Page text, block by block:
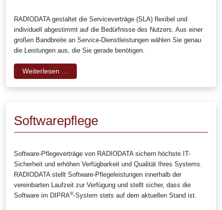
RADIODATA gestaltet die Serviceverträge (SLA) flexibel und
individuell abgestimmt auf die Bedürfnisse des Nutzers. Aus einer
großen Bandbreite an Service-Dienstleistungen wählen Sie genau
die Leistungen aus, die Sie gerade benötigen.
Weiterlesen …
Softwarepflege
Software-Pflegeverträge von RADIODATA sichern höchste IT-
Sicherheit und erhöhen Verfügbarkeit und Qualität Ihres Systems.
RADIODATA stellt Software-Pflegeleistungen innerhalb der
vereinbarten Laufzeit zur Verfügung und stellt sicher, dass die
Software im DIPRA®-System stets auf dem aktuellen Stand ist.